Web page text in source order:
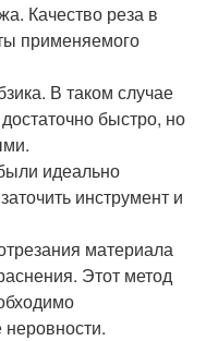
Качество реза в
применяемого
В таком случае
быстро, но
идеально
инструмент и
материала
Этот метод